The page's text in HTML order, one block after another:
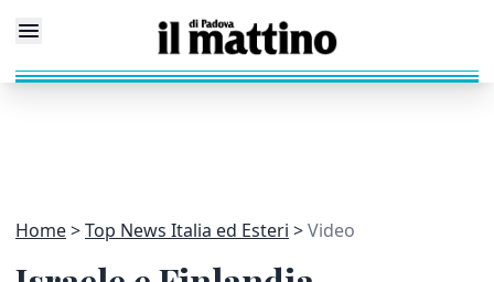
Home Top News Italia ed Esteri Video